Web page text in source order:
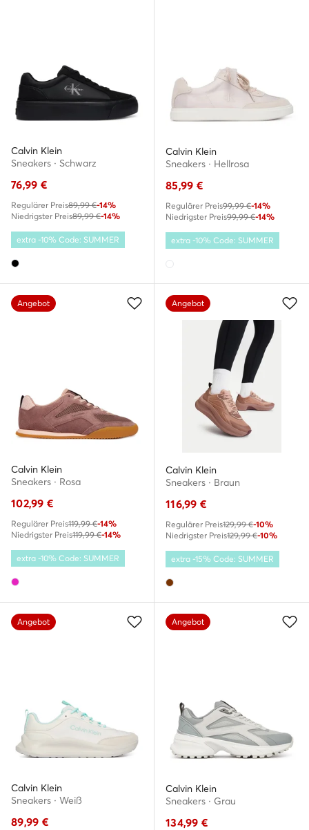
Calvin Klein
Sneakers · Schwarz
76,99 €
Regulärer Preis89,99 €-14%
Niedrigster Preis89,99 €-14%
extra -10% Code: SUMMER
Calvin Klein
Sneakers · Hellrosa
85,99 €
Regulärer Preis99,99 €-14%
Niedrigster Preis99,99 €-14%
extra -10% Code: SUMMER
Angebot
Calvin Klein
Sneakers · Rosa
102,99 €
Regulärer Preis119,99 €-14%
Niedrigster Preis119,99 €-14%
extra -10% Code: SUMMER
Angebot
Calvin Klein
Sneakers · Braun
116,99 €
Regulärer Preis129,99 €-10%
Niedrigster Preis129,99 €-10%
extra -15% Code: SUMMER
Angebot
Calvin Klein
Sneakers · Weiß
89,99 €
Angebot
Calvin Klein
Sneakers · Grau
134,99 €